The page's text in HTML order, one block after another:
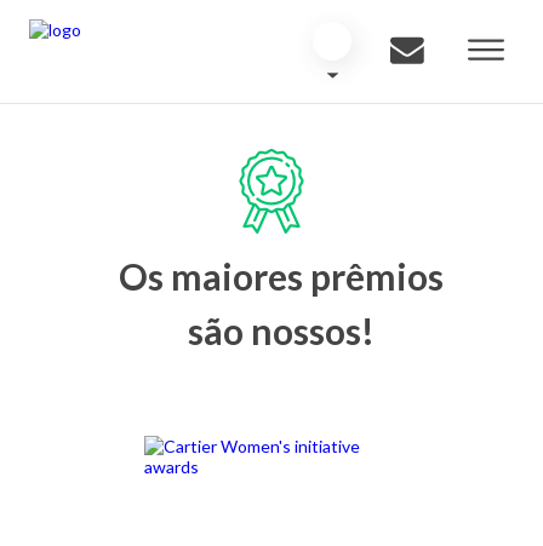
Os maiores prêmios
são nossos!